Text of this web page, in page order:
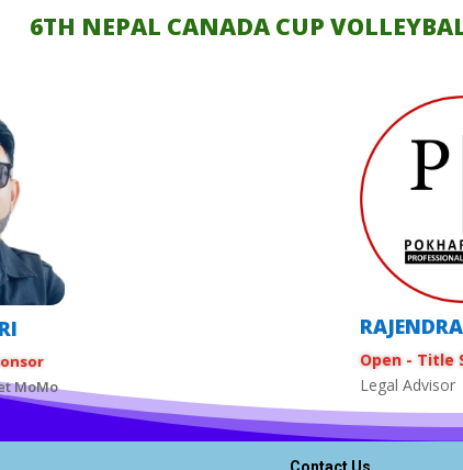
6TH NEPAL CANADA CUP
MoMo
Open - Title
Legal Advisor